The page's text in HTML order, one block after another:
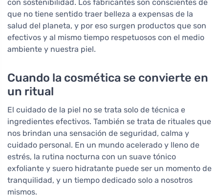
con sostenibilidad. Los fabricantes son conscientes de
que no tiene sentido traer belleza a expensas de la
salud del planeta, y por eso surgen productos que son
efectivos y al mismo tiempo respetuosos con el medio
ambiente y nuestra piel.
Cuando la cosmética se convierte en
un ritual
El cuidado de la piel no se trata solo de técnica e
ingredientes efectivos. También se trata de rituales que
nos brindan una sensación de seguridad, calma y
cuidado personal. En un mundo acelerado y lleno de
estrés, la rutina nocturna con un suave tónico
exfoliante y suero hidratante puede ser un momento de
tranquilidad, y un tiempo dedicado solo a nosotros
mismos.